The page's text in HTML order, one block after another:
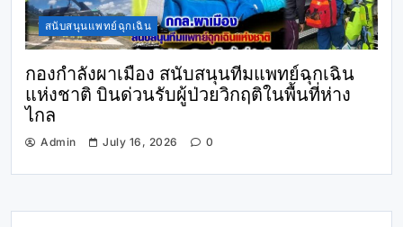
สนับสนุนแพทย์ฉุกเฉิน
กองกำลังผาเมือง สนับสนุนทีมแพทย์ฉุกเฉิน
แห่งชาติ บินด่วนรับผู้ป่วยวิกฤติในพื้นที่ห่าง
ไกล
Admin July 16, 2026 0